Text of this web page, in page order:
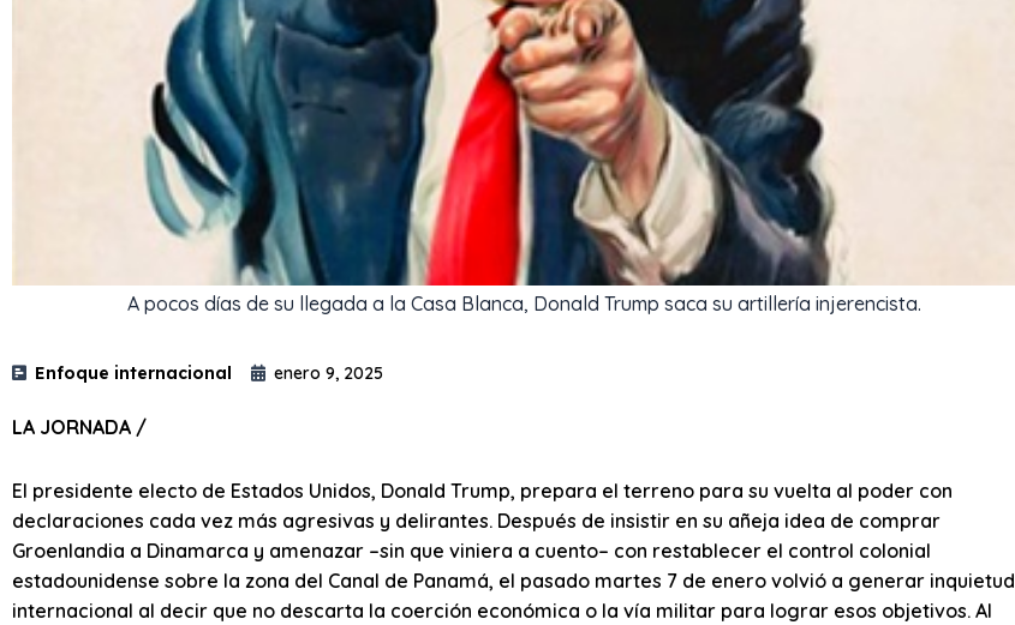
A pocos días de su llegada a la Casa Blanca, Donald Trump saca su artillería injerencista.
Enfoque internacional enero 9, 2025
LA JORNADA /
El presidente electo de Estados Unidos, Donald Trump, prepara el terreno para su vuelta al poder con
declaraciones cada vez más agresivas y delirantes. Después de insistir en su añeja idea de comprar
Groenlandia a Dinamarca y amenazar –sin que viniera a cuento– con restablecer el control colonial
estadounidense sobre la zona del Canal de Panamá, el pasado martes 7 de enero volvió a generar inquietud
internacional al decir que no descarta la coerción económica o la vía militar para lograr esos objetivos. Al